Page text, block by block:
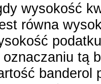
wysokość
równa
oznaczaniu tą
banderol